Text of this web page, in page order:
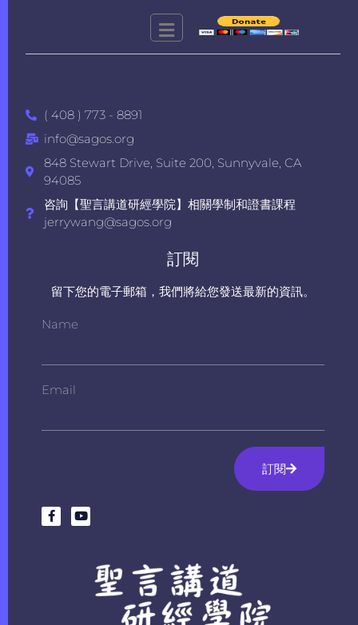
( 408 ) 773 - 8891
info@sagos.org
848 Stewart Drive, Suite 200, Sunnyvale, CA
94085
咨詢【聖言講道研經學院】相關學制和證書課程
jerrywang@sagos.org
訂閱
留下您的電子郵箱，我們將給您發送最新的資訊。
Name
Email
訂閱